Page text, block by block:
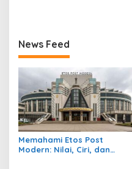
News Feed
Memahami Etos Post
Modern: Nilai, Ciri, dan